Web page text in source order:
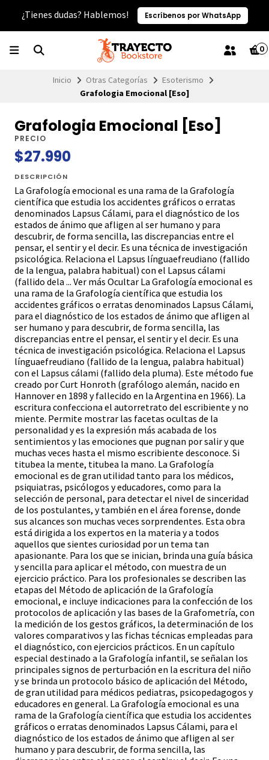
¿Tienes dudas? Hablemos! Escríbenos por WhatsApp
0
Inicio Otras Categorías
Esoterismo
Grafologia Emocional [Eso]
Grafologia Emocional [Eso]
PRECIO
$27.990
DESCRIPCIÓN
La Grafología emocional es una rama de la Grafología
científica que estudia los accidentes gráficos o erratas
denominados Lapsus Cálami, para el diagnóstico de los
estados de ánimo que afligen al ser humano y para
descubrir, de forma sencilla, las discrepancias entre el
pensar, el sentir y el decir. Es una técnica de investigación
psicológica. Relaciona el Lapsus línguaefreudiano (fallido
de la lengua, palabra habitual) con el Lapsus cálami
(fallido dela ... Ver más Ocultar La Grafología emocional es
una rama de la Grafología científica que estudia los
accidentes gráficos o erratas denominados Lapsus Cálami,
para el diagnóstico de los estados de ánimo que afligen al
ser humano y para descubrir, de forma sencilla, las
discrepancias entre el pensar, el sentir y el decir. Es una
técnica de investigación psicológica. Relaciona el Lapsus
línguaefreudiano (fallido de la lengua, palabra habitual)
con el Lapsus cálami (fallido dela pluma). Este método fue
creado por Curt Honroth (grafólogo alemán, nacido en
Hannover en 1898 y fallecido en la Argentina en 1966). La
escritura confecciona el autorretrato del escribiente y no
miente. Permite mostrar las facetas ocultas de la
personalidad y es la expresión más acabada de los
sentimientos y las emociones que pugnan por salir y que
muchas veces hasta el mismo escribiente desconoce. Si
titubea la mente, titubea la mano. La Grafología
emocional es de gran utilidad tanto para los médicos,
psiquiatras, psicólogos y educadores, como para la
selección de personal, para detectar el nivel de sinceridad
de los postulantes, y también en el área forense, donde
sus alcances son muchas veces sorprendentes. Esta obra
está dirigida a los expertos en la materia y a todos
aquellos que sientes curiosidad por un tema tan
apasionante. Para los que se inician, brinda una guía básica
y sencilla para aplicar el método, con muestra de un
ejercicio práctico. Para los profesionales se describen las
etapas del Método de aplicación de la Grafología
emocional, e incluye indicaciones para la confección de los
protocolos de aplicación y las bases de la Grafometría, con
la medición de los gestos gráficos, la determinación de los
valores comparativos y las fichas técnicas empleadas para
el diagnóstico, con ejercicios prácticos. En un capítulo
especial destinado a la Grafología infantil, se señalan los
principales signos de perturbación en la escritura del niño
y se brinda un protocolo básico de aplicación del Método,
de gran utilidad para médicos pediatras, psicopedagogos y
educadores en general. La Grafología emocional es una
rama de la Grafología científica que estudia los accidentes
gráficos o erratas denominados Lapsus Cálami, para el
diagnóstico de los estados de ánimo que afligen al ser
humano y para descubrir, de forma sencilla, las